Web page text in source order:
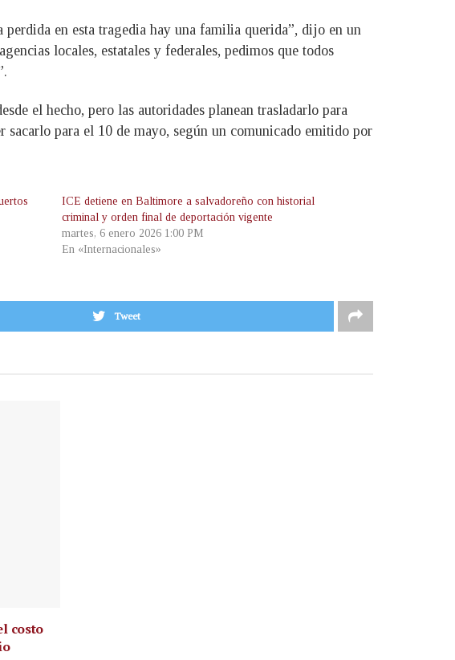
perdida en esta tragedia hay una familia querida”, dijo en un
locales, estatales y federales, pedimos que todos
el hecho, pero las autoridades planean trasladarlo para
para el 10 de mayo, según un comunicado emitido por
ICE detiene en Baltimore a salvadoreño con historial
criminal y orden final de deportación vigente
martes, 6 enero 2026 1:00 PM
En «Internacionales»
Tweet
costo